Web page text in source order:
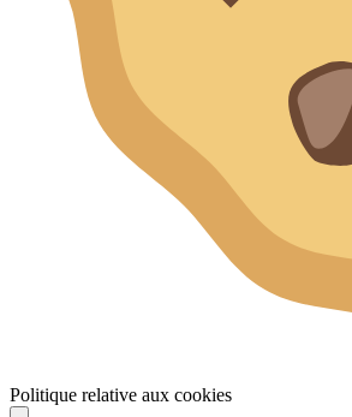
Politique relative aux cookies